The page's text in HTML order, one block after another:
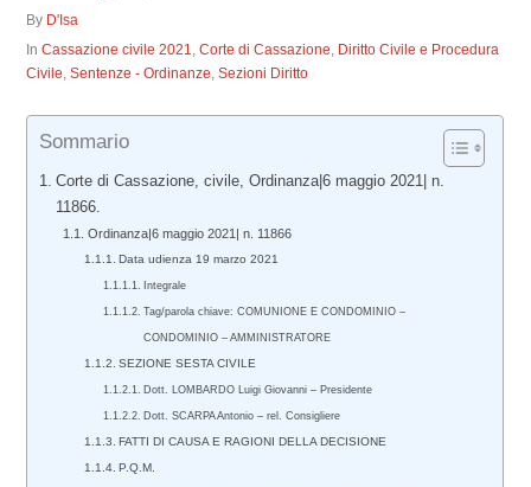
By D'Isa
InCassazione civile 2021,Corte di Cassazione, Diritto Civile e Procedura
Civile,Sentenze - Ordinanze,Sezioni Diritto
Sommario
Corte di Cassazione, civile, Ordinanza|6 maggio 2021| n.
11866.
Ordinanza|6 maggio 2021| n. 11866
Data udienza 19 marzo 2021
Integrale
Tag/parola chiave: COMUNIONE E CONDOMINIO –
CONDOMINIO – AMMINISTRATORE
SEZIONE SESTA CIVILE
Dott. LOMBARDO Luigi Giovanni – Presidente
Dott. SCARPA Antonio – rel. Consigliere
FATTI DI CAUSA E RAGIONI DELLA DECISIONE
P.Q.M.